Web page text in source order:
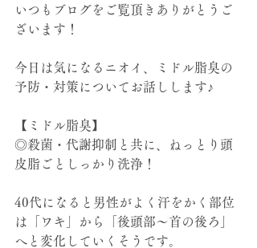
いつもブログをご覧頂きありがとうご
ざいます！
今日は気になるニオイ、ミドル脂臭の
予防・対策についてお話しします♪
【ミドル脂臭】
◎殺菌・代謝抑制と共に、ねっとり頭
皮脂ごとしっかり洗浄！
40代になると男性がよく汗をかく部位
は「ワキ」から「後頭部～首の後ろ」
へと変化していくそうです。